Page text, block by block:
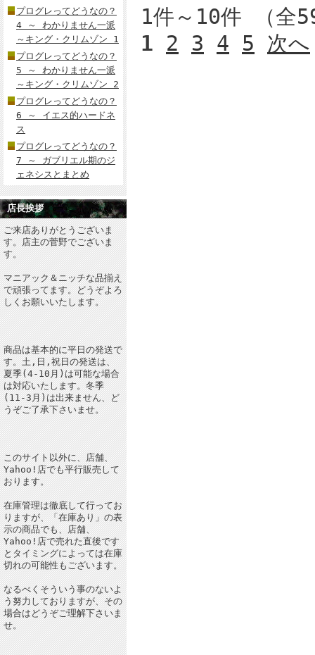
プログレってどうなの？
4 ～ わかりません一派
～キング・クリムゾン 1
プログレってどうなの？
5 ～ わかりません一派
～キング・クリムゾン 2
プログレってどうなの？
6 ～ イエス的ハードネ
ス
プログレってどうなの？
7 ～ ガブリエル期のジ
ェネシスとまとめ
店長挨拶
ご来店ありがとうございま
す。店主の菅野でございま
す。
マニアック＆ニッチな品揃え
で頑張ってます。どうぞよろ
しくお願いいたします。
商品は基本的に平日の発送で
す。土,日,祝日の発送は、
夏季(4-10月)は可能な場合
は対応いたします。冬季
(11-3月)は出来ません、ど
うぞご了承下さいませ。
このサイト以外に、店舗、
Yahoo!店でも平行販売して
おります。
在庫管理は徹底して行ってお
りますが、「在庫あり」の表
示の商品でも、店舗、
Yahoo!店で売れた直後です
とタイミングによっては在庫
切れの可能性もございます。
なるべくそういう事のないよ
う努力しておりますが、その
場合はどうぞご理解下さいま
せ。
1件～10件 （
1 2 3 4 5 次へ